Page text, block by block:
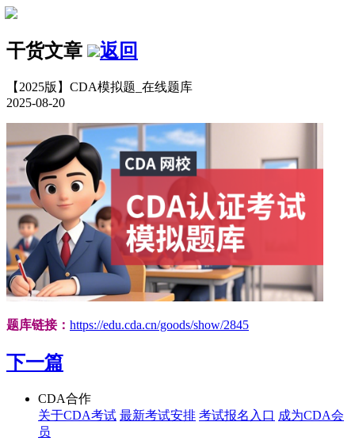
干货文章 返回
【2025版】CDA模拟题_在线题库
2025-08-20
题库链接： https://edu.cda.cn/goods/show/2845
下一篇
CDA合作
关于CDA考试 最新考试安排 考试报名入口 成为CDA会
员